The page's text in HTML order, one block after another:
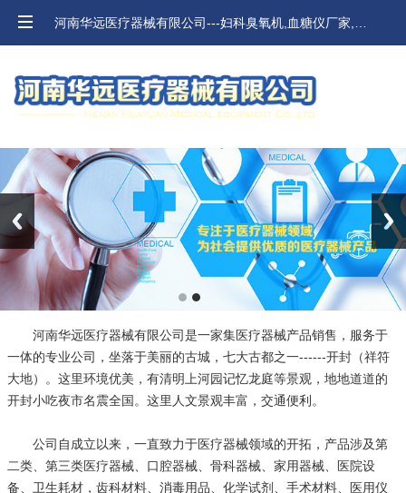
Previous Next
河南华远医疗器械有限公司是一家集医疗器械产品销售，服务于
一体的专业公司，坐落于美丽的古城，七大古都之一------开封（祥符
大地）。这里环境优美，有清明上河园记忆龙庭等景观，地地道道的
开封小吃夜市名震全国。这里人文景观丰富，交通便利。
公司自成立以来，一直致力于医疗器械领域的开拓，产品涉及第
二类、第三类医疗器械、口腔器械、骨科器械、家用器械、医院设
备、卫生耗材，齿科材料、消毒用品、化学试剂、手术材料、医用仪